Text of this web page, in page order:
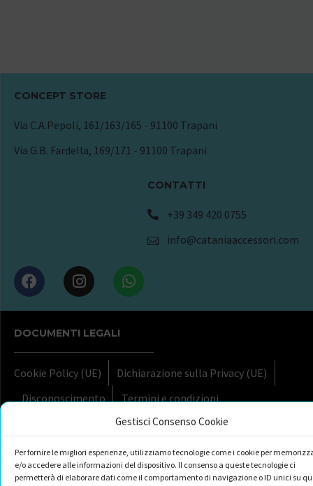
Gestisci Consenso Cookie
Per fornire le migliori esperienze, utilizziamo tecnologie come i cookie per
e/o accedere alle informazioni del dispositivo. Il consenso a queste tecnologie ci
permetterà di elaborare dati come il comportamento di navigazione o ID unici su
CONCEPT STORE
Via C.A.Pepoli, 161/163/165 - 91100 Trapani
Via G.B. Fardella, 169/171 - 91100 Trapani
CONTATTI
+39 349 420 0755
info@cataniaaccessori.com
DOCUMENTI LEGALI
Cookie Policy (UE)
Dichiarazione sulla Privacy (UE)
Disconoscimento
Termini e condizioni